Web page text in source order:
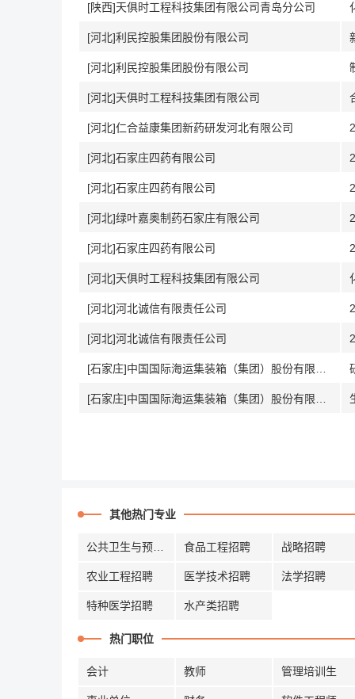
[陕西]天俱时工程科技集团有限公司青岛分公司
[河北]利民控股集团股份有限公司
[河北]利民控股集团股份有限公司
[河北]天俱时工程科技集团有限公司
[河北]仁合益康集团新药研发河北有限公司
[河北]石家庄四药有限公司
[河北]石家庄四药有限公司
[河北]绿叶嘉奥制药石家庄有限公司
[河北]石家庄四药有限公司
[河北]天俱时工程科技集团有限公司
[河北]河北诚信有限责任公司
[河北]河北诚信有限责任公司
其他热门专业
食品工程招聘 战略招聘
农业工程招聘 医学技术招聘 法学招聘
特种医学招聘 水产类招聘
热门职位
会计 教师 管理培训生